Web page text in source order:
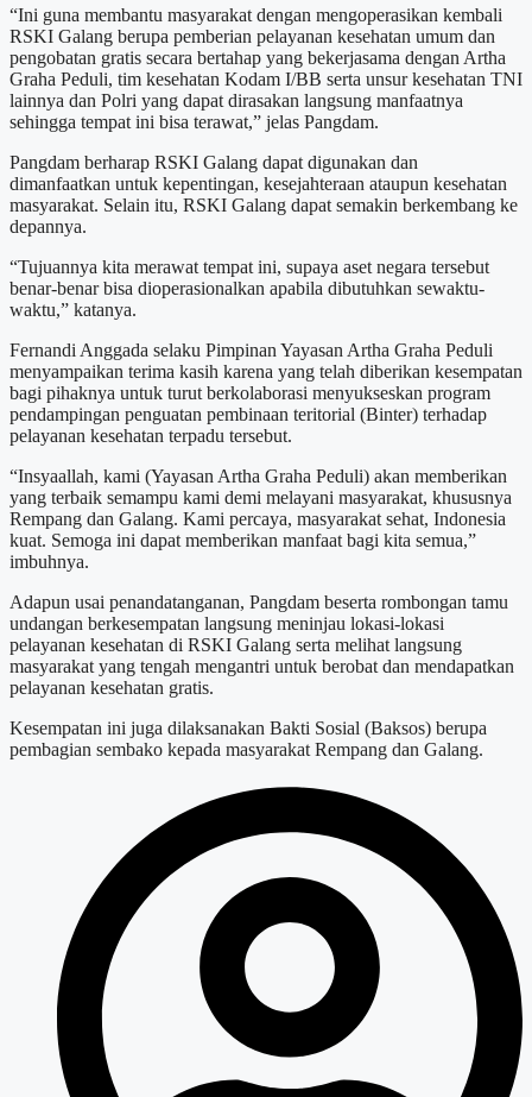
“Ini guna membantu masyarakat dengan mengoperasikan kembali
RSKI Galang berupa pemberian pelayanan kesehatan umum dan
pengobatan gratis secara bertahap yang bekerjasama dengan Artha
Graha Peduli, tim kesehatan Kodam I/BB serta unsur kesehatan TNI
lainnya dan Polri yang dapat dirasakan langsung manfaatnya
sehingga tempat ini bisa terawat,” jelas Pangdam.
Pangdam berharap RSKI Galang dapat digunakan dan
dimanfaatkan untuk kepentingan, kesejahteraan ataupun kesehatan
masyarakat. Selain itu, RSKI Galang dapat semakin berkembang ke
depannya.
“Tujuannya kita merawat tempat ini, supaya aset negara tersebut
benar-benar bisa dioperasionalkan apabila dibutuhkan sewaktu-
waktu,” katanya.
Fernandi Anggada selaku Pimpinan Yayasan Artha Graha Peduli
menyampaikan terima kasih karena yang telah diberikan kesempatan
bagi pihaknya untuk turut berkolaborasi menyukseskan program
pendampingan penguatan pembinaan teritorial (Binter) terhadap
pelayanan kesehatan terpadu tersebut.
“Insyaallah, kami (Yayasan Artha Graha Peduli) akan memberikan
yang terbaik semampu kami demi melayani masyarakat, khususnya
Rempang dan Galang. Kami percaya, masyarakat sehat, Indonesia
kuat. Semoga ini dapat memberikan manfaat bagi kita semua,”
imbuhnya.
Adapun usai penandatanganan, Pangdam beserta rombongan tamu
undangan berkesempatan langsung meninjau lokasi-lokasi
pelayanan kesehatan di RSKI Galang serta melihat langsung
masyarakat yang tengah mengantri untuk berobat dan mendapatkan
pelayanan kesehatan gratis.
Kesempatan ini juga dilaksanakan Bakti Sosial (Baksos) berupa
pembagian sembako kepada masyarakat Rempang dan Galang.